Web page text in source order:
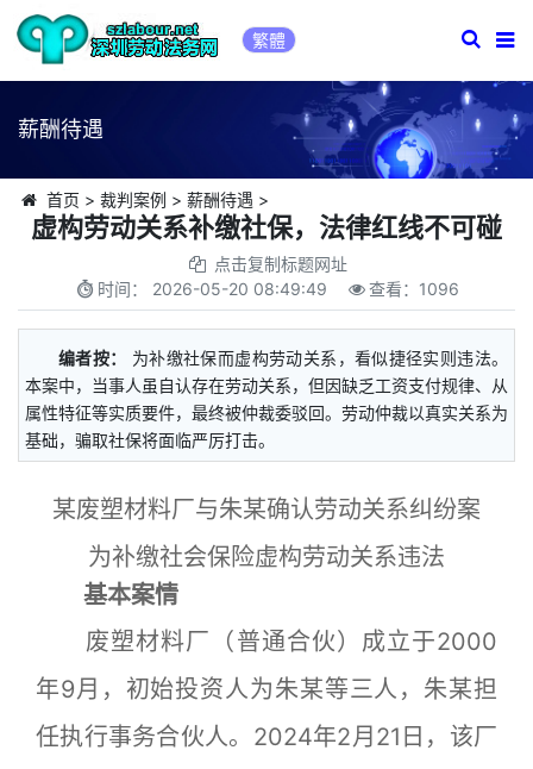
繁體
薪酬待遇
首页 > 裁判案例 > 薪酬待遇 >
虚构劳动关系补缴社保，法律红线不可碰
点击复制标题网址
时间： 2026-05-20 08:49:49 查看： 1096
编者按：
为补缴社保而虚构劳动关系，看似捷径实则违法。
本案中，当事人虽自认存在劳动关系，但因缺乏工资支付规律、从
属性特征等实质要件，最终被仲裁委驳回。劳动仲裁以真实关系为
基础，骗取社保将面临严厉打击。
某废塑材料厂与朱某确认劳动关系纠纷案
为补缴社会保险虚构劳动关系违法
基本案情
废塑材料厂（普通合伙）成立于2000
年9月，初始投资人为朱某等三人，朱某担
任执行事务合伙人。2024年2月21日，该厂